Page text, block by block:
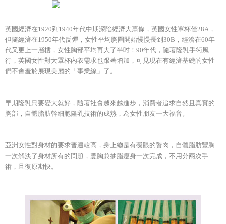
英國經濟在1920到1940年代中期深陷經濟大蕭條，英國女性罩杯僅28A，
但隨經濟在1950年代反彈，女性平均胸圍開始慢慢長到30B，經濟在60年
代又更上一層樓，女性胸部平均再大了半吋！90年代，隨著隆乳手術風
行，英國女性對大罩杯內衣需求也跟著增加，可見現在有經濟基礎的女性
們不會羞於展現美麗的「事業線」了。
早期隆乳只要變大就好，隨著社會越來越進步，消費者追求自然且真實的
胸部，自體脂肪幹細胞隆乳技術的成熟，為女性朋友一大福音。
亞洲女性對身材的要求普遍較高，身上總是有礙眼的贅肉，自體脂肪豐胸
一次解決了身材所有的問題，豐胸兼抽脂瘦身一次完成，不用分兩次手
術，且復原期快。